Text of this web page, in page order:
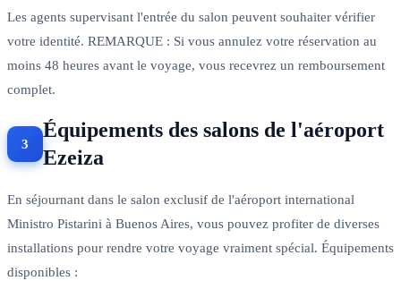
Les agents supervisant l'entrée du salon peuvent souhaiter vérifier
votre identité. REMARQUE : Si vous annulez votre réservation au
moins 48 heures avant le voyage, vous recevrez un remboursement
complet.
Équipements des salons de l'aéroport
Ezeiza
En séjournant dans le salon exclusif de l'aéroport international
Ministro Pistarini à Buenos Aires, vous pouvez profiter de diverses
installations pour rendre votre voyage vraiment spécial. Équipements
disponibles :